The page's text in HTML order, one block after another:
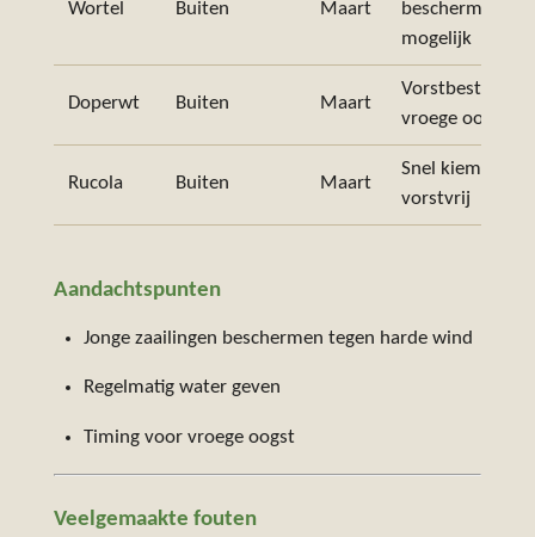
Wortel Buiten Maart
bescherming
mogelijk
Doperwt Buiten Maart
Vorstbestendig,
vroege oogst
Rucola Buiten Maart
Snel kiemend,
vorstvrij
Aandachtspunten
Jonge zaailingen beschermen tegen harde wind
Regelmatig water geven
Timing voor vroege oogst
Veelgemaakte fouten